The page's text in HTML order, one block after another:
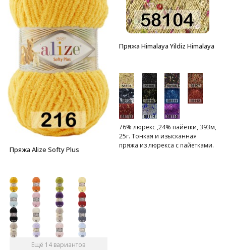
Пряжа Alize Softy Plus
Ещё 14 вариантов
Пряжа Himalaya Yildiz Himalaya
76% люрекс ,24% пайетки, 393м,
25г. Тонкая и изысканная
пряжа из люрекса с пайетками.